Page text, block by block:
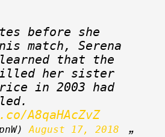
before she
match, Serena
that the
killed her sister
in 2003 had
A8qaHAcZvZ
August 17, 2018